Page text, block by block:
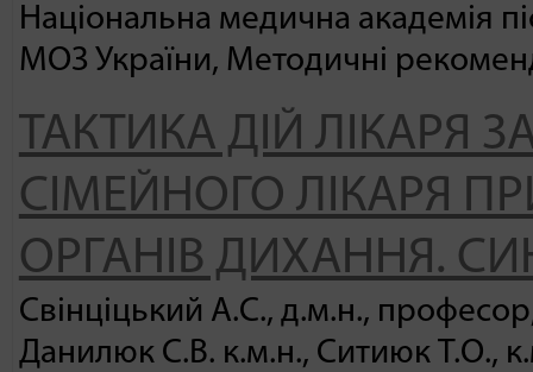
Національна медична академія
МОЗ України, Методичні
ТАКТИКА ДІЙ ЛІКАРЯ
СІМЕЙНОГО ЛІКАРЯ
ОРГАНІВ ДИХАННЯ.
Свінціцький А.С., д.м.н.,
Данилюк С.В. к.м.н., Ситиюк Т.О.,